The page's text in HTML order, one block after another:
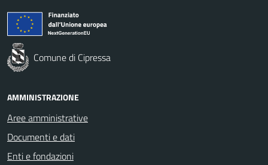
Comune di Cipressa
AMMINISTRAZIONE
Aree amministrative
Documenti e dati
Enti e fondazioni